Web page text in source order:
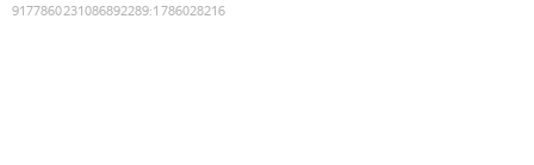
9177860231086892289:1786028216